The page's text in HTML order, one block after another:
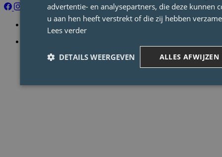
advertentie- en analysepartners, die deze kunnen
u aan hen heeft verstrekt of die zij hebben
Lees verder
ALLES AFWIJZEN
DETAILS WEERGEVEN